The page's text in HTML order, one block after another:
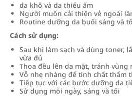
da khô và da thiếu ẩm
Người muốn cải thiện vẻ ngoài
Routine dưỡng da buổi sáng và
Cách sử dụng:
Sau khi làm sạch và dùng toner,
vừa đủ
Thoa đều lên da mặt, tránh vùng
Vỗ nhẹ nhàng để tinh chất thẩm
Tiếp tục với các bước dưỡng da
Sử dụng mỗi ngày, sáng và tối